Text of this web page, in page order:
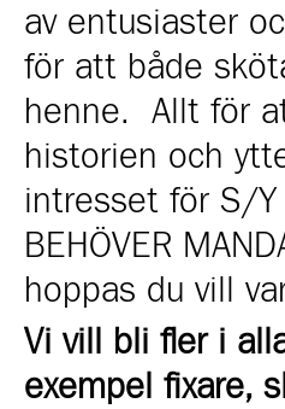
av entusiaster
för att både
henne. Allt för
historien och
intresset för S/Y
BEHÖVER
hoppas du vill
Vi vill bli fler i
exempel fixare,